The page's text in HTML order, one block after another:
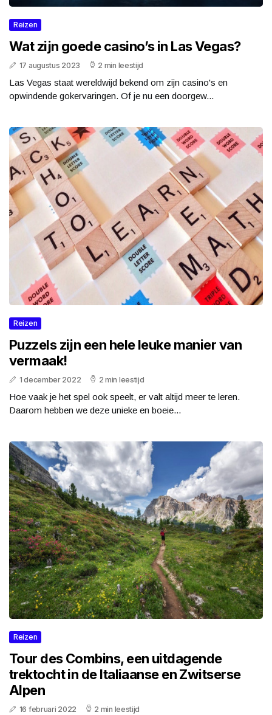
Reizen
Wat zijn goede casino’s in Las Vegas?
17 augustus 2023 2 min leestijd
Las Vegas staat wereldwijd bekend om zijn casino's en
opwindende gokervaringen. Of je nu een doorgew...
Reizen
Puzzels zijn een hele leuke manier van
vermaak!
1 december 2022 2 min leestijd
Hoe vaak je het spel ook speelt, er valt altijd meer te leren.
Daarom hebben we deze unieke en boeie...
Reizen
Tour des Combins, een uitdagende
trektocht in de Italiaanse en Zwitserse
Alpen
16 februari 2022 2 min leestijd